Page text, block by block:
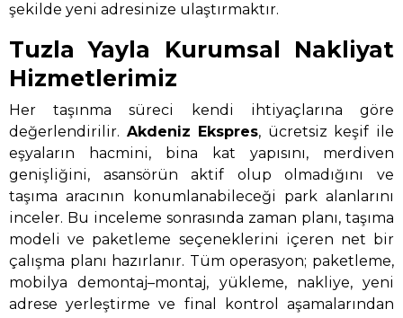
şekilde yeni adresinize ulaştırmaktır.
Tuzla Yayla Kurumsal Nakliyat
Hizmetlerimiz
Her taşınma süreci kendi ihtiyaçlarına göre
değerlendirilir. Akdeniz Ekspres, ücretsiz keşif ile
eşyaların hacmini, bina kat yapısını, merdiven
genişliğini, asansörün aktif olup olmadığını ve
taşıma aracının konumlanabileceği park alanlarını
inceler. Bu inceleme sonrasında zaman planı, taşıma
modeli ve paketleme seçeneklerini içeren net bir
çalışma planı hazırlanır. Tüm operasyon; paketleme,
mobilya demontaj–montaj, yükleme, nakliye, yeni
adrese yerleştirme ve final kontrol aşamalarından